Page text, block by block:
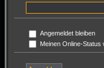
Angemeldet bleiben
Meinen Online-